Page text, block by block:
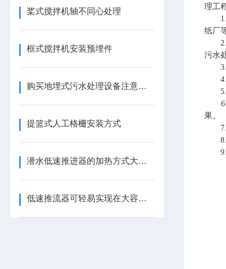
桨式搅拌机轴不同心处理
框式搅拌机安装预埋件
购买地埋式污水处理设备注意哪些细节
提篮式人工格栅安装方式
潜水低速推进器的加热方式大致上分为三种
低速推流器可轻易实现在大容积流体中产生水循环
理工
1、
纸厂
2、
污水
3、
4、
5、
6、
果。
7、
8、
9、